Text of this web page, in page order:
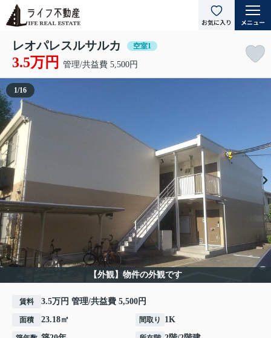
レオパレスルサルカ 空室1
3.5万円 管理/共益費 5,500円
【外観】物件の外観です
1/16
賃料 3.5万円 管理/共益費 5,500円
面積 23.18㎡ 間取り 1K